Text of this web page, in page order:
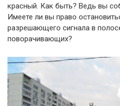
красный. Как быть? Ведь вы
Имеете ли вы право
разрешающего сигнала в
поворачивающих?